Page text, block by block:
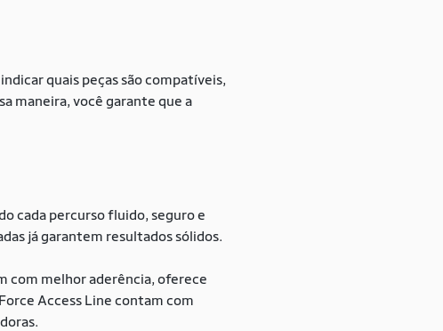
quais peças são compatíveis,
maneira, você garante que a
cada percurso fluido, seguro e
já garantem resultados sólidos.
com melhor aderência, oferece
Access Line contam com